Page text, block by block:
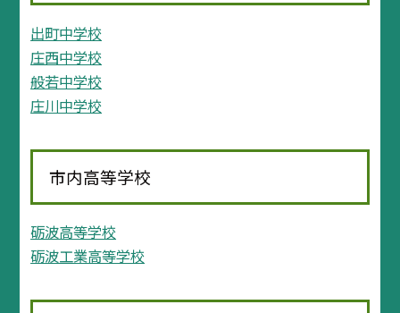
出町中学校
庄西中学校
般若中学校
庄川中学校
市内高等学校
砺波高等学校
砺波工業高等学校